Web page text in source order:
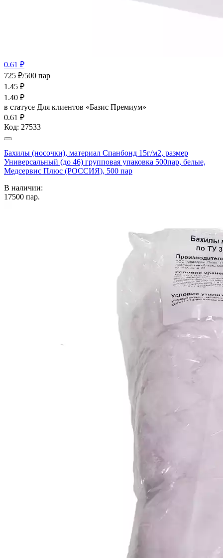
0.61 ₽
725 ₽/500 пар
1.45 ₽
1.40 ₽
в статусе Для клиентов «Базис Премиум»
0.61 ₽
Код: 27533
Бахилы (носочки), материал Спанбонд 15г/м2, размер
Универсальный (до 46) групповая упаковка 500пар, белые,
Медсервис Плюс (РОССИЯ), 500 пар
В наличии:
17500 пар.